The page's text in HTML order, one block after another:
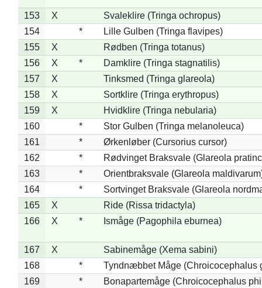
153 X
Svaleklire (Tringa ochropus)
154
*
Lille Gulben (Tringa flavipes)
155
X
Rødben (Tringa totanus)
156
X *
Damklire (Tringa stagnatilis)
157
X
Tinksmed (Tringa glareola)
158
X
Sortklire (Tringa erythropus)
159
X
Hvidklire (Tringa nebularia)
160
*
Stor Gulben (Tringa melanoleuca)
161
*
Ørkenløber (Cursorius cursor)
162
*
Rødvinget Braksvale (Glareola
163
*
Orientbraksvale (Glareola
164
*
Sortvinget Braksvale (Glareola
165
X
Ride (Rissa tridactyla)
166
X * Ismåge (Pagophila eburnea)
167 X
Sabinemåge (Xema sabini)
168
*
Tyndnæbbet Måge (Chroicocephalus
169
*
Bonapartemåge (Chroicocephalus